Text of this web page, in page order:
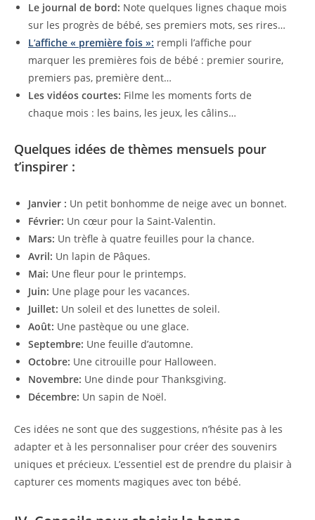
Le journal de bord: Note quelques lignes chaque mois
sur les progrès de bébé, ses premiers mots, ses rires…
L‘affiche « première fois »: rempli l’affiche pour
marquer les premières fois de bébé : premier sourire,
premiers pas, première dent…
Les vidéos courtes: Filme les moments forts de
chaque mois : les bains, les jeux, les câlins…
Quelques idées de thèmes mensuels pour
t’inspirer :
Janvier : Un petit bonhomme de neige avec un bonnet.
Février: Un cœur pour la Saint-Valentin.
Mars: Un trèfle à quatre feuilles pour la chance.
Avril: Un lapin de Pâques.
Mai: Une fleur pour le printemps.
Juin: Une plage pour les vacances.
Juillet: Un soleil et des lunettes de soleil.
Août: Une pastèque ou une glace.
Septembre: Une feuille d’automne.
Octobre: Une citrouille pour Halloween.
Novembre: Une dinde pour Thanksgiving.
Décembre: Un sapin de Noël.
Ces idées ne sont que des suggestions, n’hésite pas à les
adapter et à les personnaliser pour créer des souvenirs
uniques et précieux. L’essentiel est de prendre du plaisir à
capturer ces moments magiques avec ton bébé.